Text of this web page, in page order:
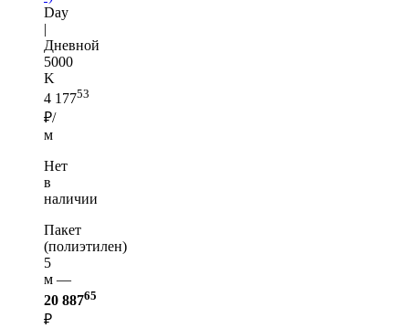
Day
|
Дневной
5000
K
4 17753
₽/
м
Нет
в
наличии
Пакет
(полиэтилен)
5
м —
20 88765
₽